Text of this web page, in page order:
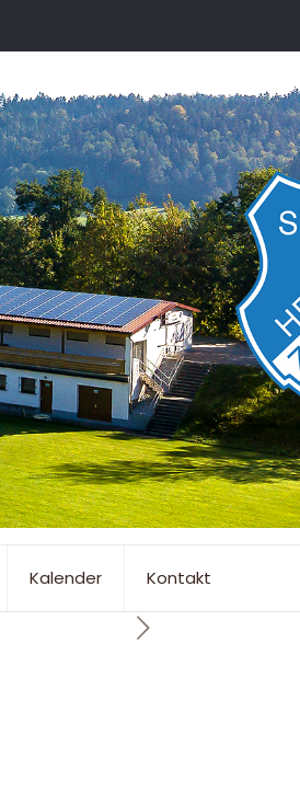
Kalender Kontakt